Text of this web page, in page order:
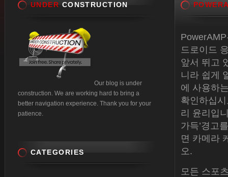
드로이드
앞서 뛰고
니라 쉽게
에 사용하
확인하십
리 윤리입
가득’경고
면 카메라
오.
모든 스포
UNDER CONSTRUCTION
Our blog is under
construction. We are working hard to bring a
better navigation experience. Thank you for your
patience.
CATEGORIES